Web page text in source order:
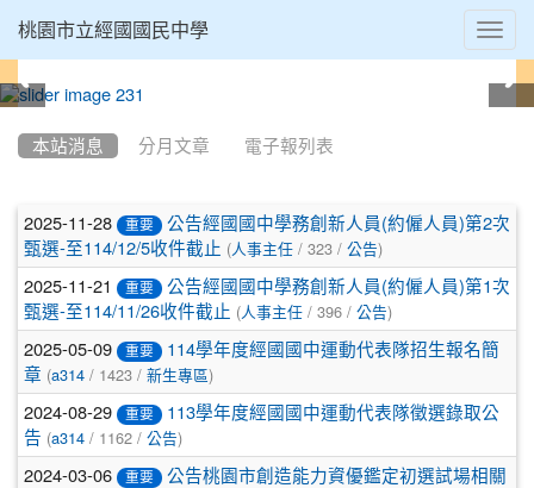
桃園市立經國國民中學
本站消息 分月文章 電子報列表
文
章
列
表
2025-11-28 重要
公告經國國中學務創新人員(約僱人員)第2次
甄選-至114/12/5收件截止 (人事主任 / 323 / 公告)
2025-11-21 重要
公告經國國中學務創新人員(約僱人員)第1次
甄選-至114/11/26收件截止 (人事主任 / 396 / 公告)
2025-05-09 重要
114學年度經國國中運動代表隊招生報名簡
章 (a314 / 1423 / 新生專區)
2024-08-29 重要
113學年度經國國中運動代表隊徵選錄取公
告 (a314 / 1162 / 公告)
2024-03-06 重要
公告桃園市創造能力資優鑑定初選試場相關